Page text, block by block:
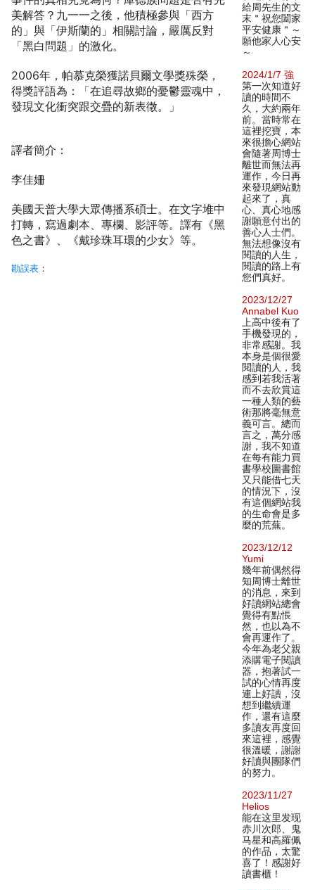
美解答？九一一之後，他積極參與「西方
的」與「伊斯蘭的」相關討論，嚴厲反對
「黑白問題」的激化。
2006年，帕慕克榮獲諾貝爾文學獎殊榮，
得獎評語為：「在追尋故鄉的憂鬱靈魂中，
發現文化衝突跟交疊的新表徵。」
譯者簡介：
李佳姍
美國天普大學大眾傳播系碩士。在文字堆中
打轉，寫過劇本、專欄、影評等。譯有《黑
色之書》、《戴珍珠耳環的少女》等。
勘誤表 ：
給周先生的文
末＂祝您闔家
平安健康＂～
願他家人心安
～
2024/1/7 強
第一次知道好
讀的時間不
久，大約兩年
前。當時常在
這裡挖寶，本
來很擔心網站
會隨著周博士
離世而無法再
運作，今日再
來發現網站動
起來了，真
心、真心地感
謝願意付出的
善心人士們。
無法想像沒有
閱讀的人生，
閱讀的路上有
您們真好。
2023/12/27
Annabel Kuo
上高中後有了
手機發現的，
非常感謝。我
本身是個很愛
閱讀的人，我
感到若我活著
而不去欣賞這
一種人類的藝
術那將毫無意
義可言。總而
言之，萬分感
謝，我不知道
在每有能力買
書學校圖書館
又只能借七天
的情況下，沒
有這個網站我
的生命會是多
麼的荒蕪。
2023/12/12
Yumi
幾年前偶然得
知周博士離世
的消息，來到
好讀網站總會
覺得有點悵
然，也以為不
會再運作了。
今年為老父親
添購電子閱讀
器，抱著試一
試的心情再度
連上好讀，沒
想到繼續運
作，還有這麼
多讀友再度回
來這裡，感覺
很溫暖，謝謝
好讀與團隊們
的努力。
2023/11/27
Helios
能在这里发现
赤川次郎、鬼
马星和高羅佩
的作品，太驚
喜了！感謝好
讀書櫃！